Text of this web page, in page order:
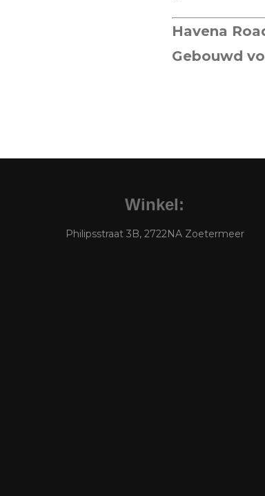
Havena
Gebouwd
Winkel:
Philipsstraat 3B, 2722NA Zoetermeer